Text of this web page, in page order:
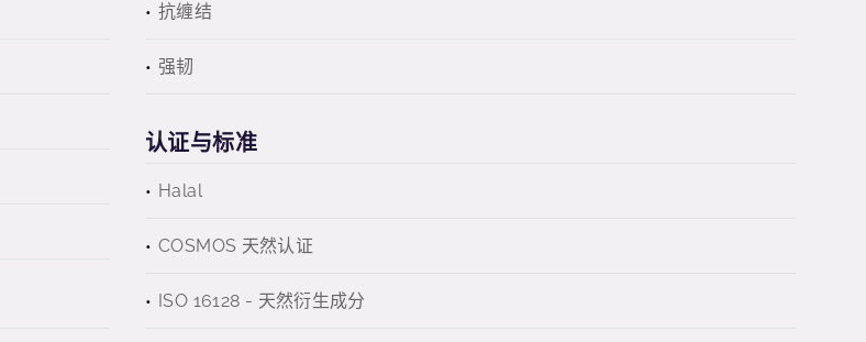
抗缠结
强韧
认证与标准
Halal
COSMOS 天然认证
ISO 16128 - 天然衍生成分